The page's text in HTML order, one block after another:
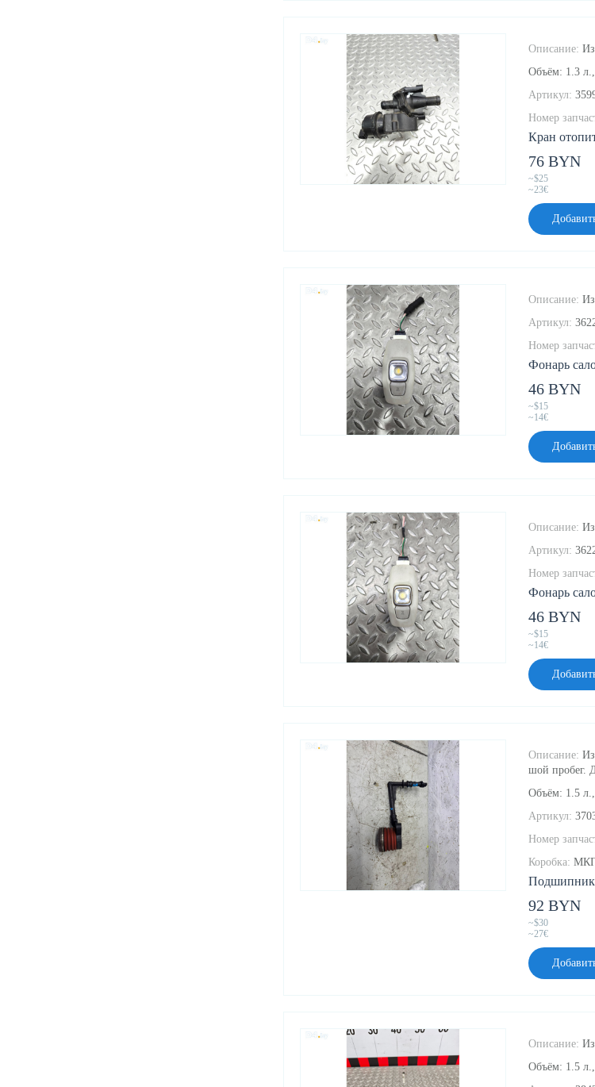
Кран
Описание:
Объём: 1.3
Артикул:
Номер
76 BYN
~$25
~23€
Фонарь
Описание:
Артикул:
Номер
46 BYN
~$15
~14€
Фонарь
Описание:
Артикул:
Номер
46 BYN
~$15
~14€
Подшипник
Описание:
шой пробег.
Объём: 1.5
Артикул:
Номер
Коробка:
92 BYN
~$30
~27€
Описание:
Объём: 1.5